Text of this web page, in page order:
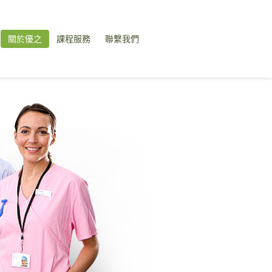
關於優之 課程服務 聯繫我們